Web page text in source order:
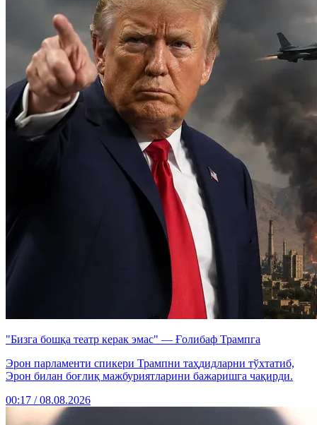
"Бизга бошқа театр керак эмас" — Ғолибаф Трампга
Эрон парламенти спикери Трампни таҳдидларни тўхтатиб,
Эрон билан боғлиқ мажбуриятларини бажаришга чақирди.
00:17 / 08.08.2026